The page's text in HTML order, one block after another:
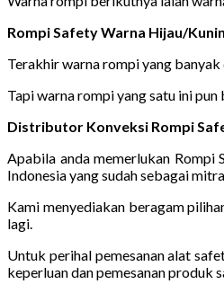
Rompi Safety Warna Hijau/
Terakhir warna rompi yang
Tapi warna rompi yang satu ini
Distributor Konveksi Rompi
Apabila anda memerlukan
Indonesia yang sudah sebagai
Kami menyediakan beragam
lagi.
Untuk perihal pemesanan alat
keperluan dan pemesanan produk